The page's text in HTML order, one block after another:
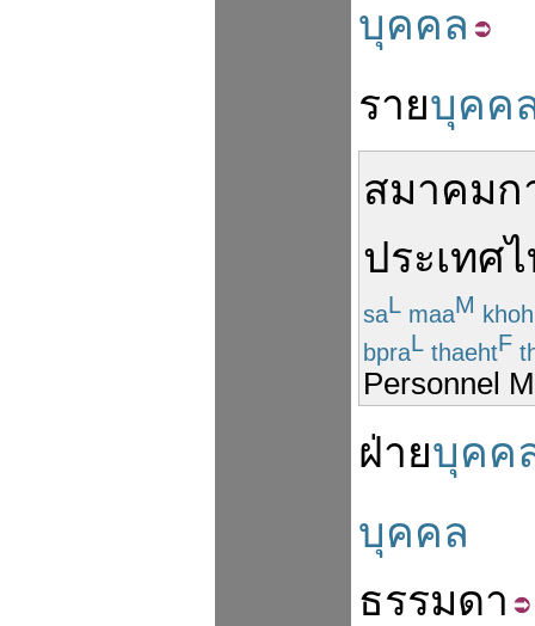
บุคคล
รายบุคค
สมาคมก
ประเทศ
saL maaM
bpraL thaehtF
Personnel
ฝ่ายบุคค
บุคคล
ธรรมดา